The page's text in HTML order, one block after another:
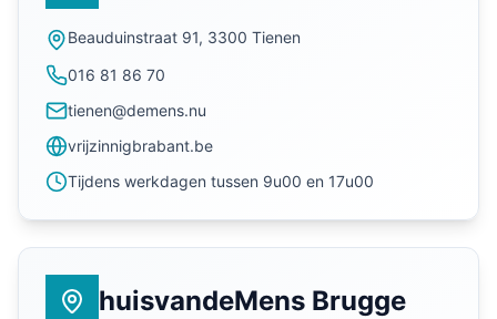
Beauduinstraat 91, 3300 Tienen
016 81 86 70
tienen@demens.nu
vrijzinnigbrabant.be
Tijdens werkdagen tussen 9u00 en 17u00
huisvandeMens Brugge